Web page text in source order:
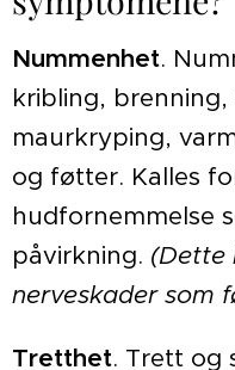
Nummenhet.
kribling,
maurkryping,
og føtter. Kalles
hudfornemmelse
påvirkning. (Dette
nerveskader som
Tretthet. Trett og